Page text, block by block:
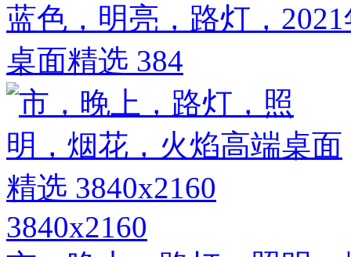
蓝色，明亮，路灯，
桌面精选 384
3840x2160